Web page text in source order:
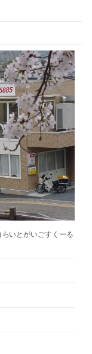
いとがいごすくーる